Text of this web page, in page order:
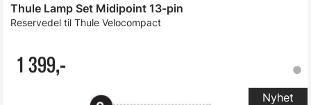
Thule Lamp Set Midipoint 13-pin
Reservedel til Thule Velocompact
1 399,-